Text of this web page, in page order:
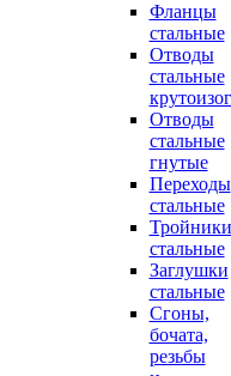
Фланцы
стальные
Отводы
стальные
Отводы
стальные
гнутые
Переходы
стальные
Тройники
стальные
Заглушки
стальные
Сгоны,
бочата,
резьбы